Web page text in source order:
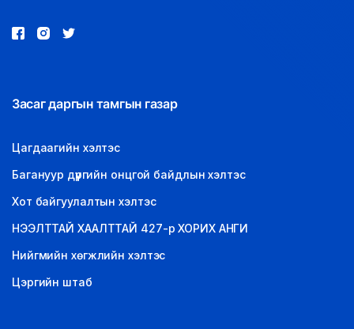
Засаг даргын тамгын газар
Цагдаагийн хэлтэс
Багануур дүүргийн онцгой байдлын хэлтэс
Хот байгуулалтын хэлтэс
НЭЭЛТТАЙ ХААЛТТАЙ 427-р ХОРИХ АНГИ
Нийгмийн хөгжлийн хэлтэс
Цэргийн штаб